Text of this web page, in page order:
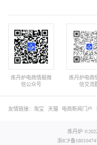
炼丹炉电商情报微
信公众号
炼丹炉电商
信交流
友情链接：淘宝 天猫 电商新闻门户
炼丹炉
浙ICP备18010474